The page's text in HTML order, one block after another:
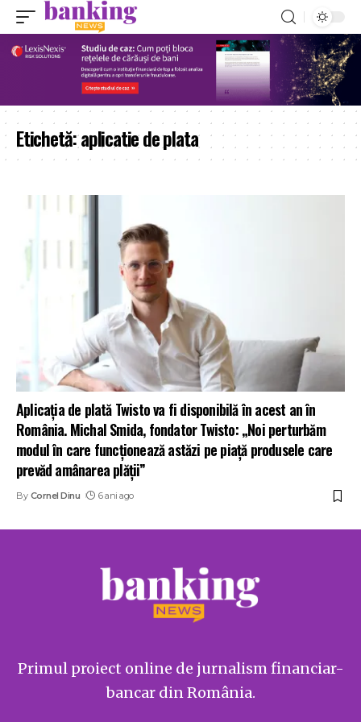
Etichetă:aplicatie de plata
Aplicația de plată Twisto va fi disponibilă în acest an în
România. Michal Smida, fondator Twisto: „Noi perturbăm
modul în care funcționează astăzi pe piață produsele care
prevăd amânarea plății”
By Cornel Dinu 6 ani ago
Primul proiect online de jurnalism financiar-
bancar din România.